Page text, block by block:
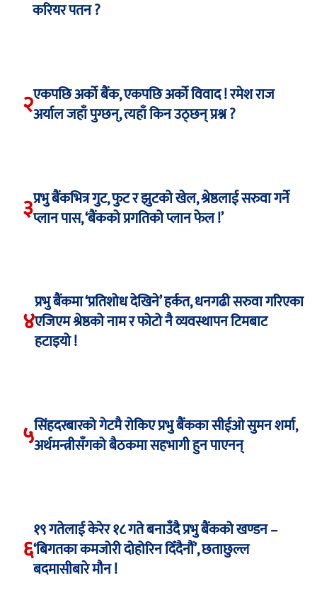
करियर पतन ?
२एकपछि अर्को बैंक, एकपछि अर्को विवाद ! रमेश राज
अर्याल जहाँ पुग्छन्, त्यहाँ किन उठ्छन् प्रश्न ?
३प्रभु बैंकभित्र गुट, फुट र झुटको खेल, श्रेष्ठलाई सरुवा गर्ने
प्लान पास, ‘बैंकको प्रगतिको प्लान फेल !’
४
प्रभु बैंकमा ‘प्रतिशोध देखिने’ हर्कत, धनगढी सरुवा गरिएका
एजिएम श्रेष्ठको नाम र फोटो नै व्यवस्थापन टिमबाट
हटाइयो !
५सिंहदरबारको गेटमै रोकिए प्रभु बैंकका सीईओ सुमन शर्मा,
अर्थमन्त्रीसँगको बैठकमा सहभागी हुन पाएनन्
६
१९ गतेलाई केरेर १८ गते बनाउँदै प्रभु बैंकको खण्डन –
‘बिगतका कमजोरी दोहोरिन दिँदैनौं’, छताछुल्ल
बदमासीबारे मौन !